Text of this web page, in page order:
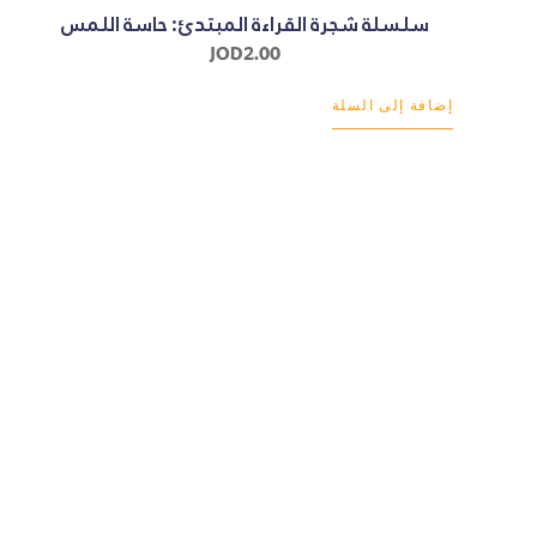
سلسلة شجرة القراءة المبتدئ: حاسة اللمس
JOD2.00
إضافة إلى السلة